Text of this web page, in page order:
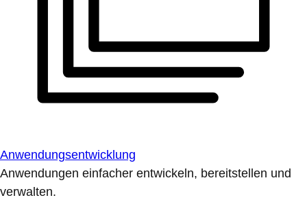
Anwendungsentwicklung
Anwendungen einfacher entwickeln, bereitstellen und
verwalten.